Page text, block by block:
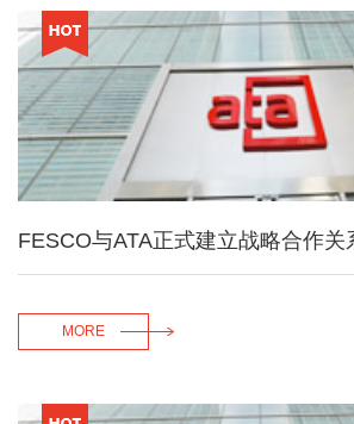
FESCO与ATA正式建立战略合作关
MORE